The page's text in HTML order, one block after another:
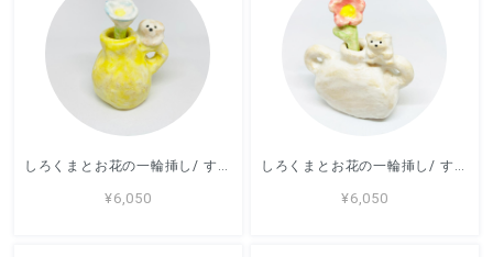
しろくまとお花の一輪挿し/ すずきたまみ / 陶芸作品
¥6,050
しろくまとお花の一輪挿し/ すずきたまみ / 陶芸作品
¥6,050